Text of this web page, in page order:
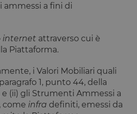
a fini di
internet attraverso cui è
Piattaforma.
i Valori Mobiliari quali
1, punto 44, della
(ii) gli Strumenti Ammessi a
come infra definiti, emessi da